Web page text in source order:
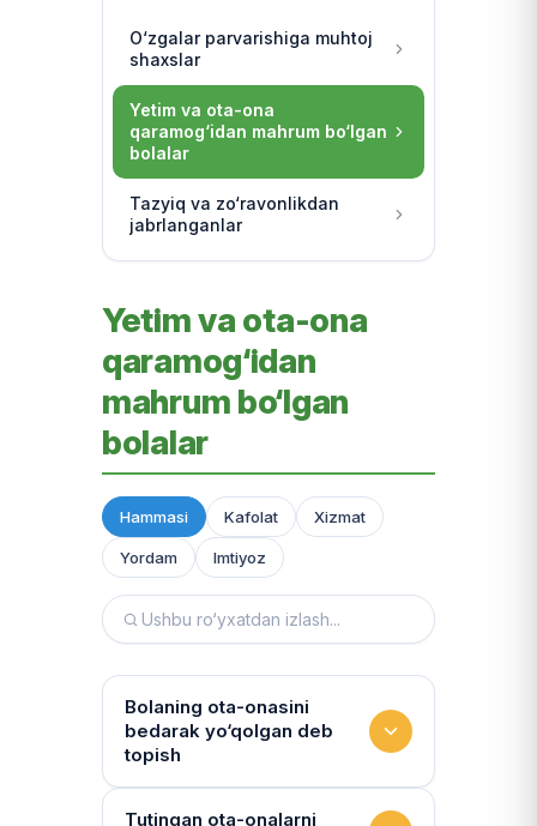
O‘zgalar parvarishiga muhtoj
shaxslar
Yetim va ota-ona
qaramog‘idan mahrum bo‘lgan
bolalar
Tazyiq va zo‘ravonlikdan
jabrlanganlar
Yetim va ota-ona
qaramog‘idan
mahrum bo‘lgan
bolalar
Hammasi Kafolat Xizmat
Yordam Imtiyoz
Bolaning ota-onasini
bedarak yo‘qolgan deb
topish
Hujjatlarni tiklash xizmati
Tutingan ota-onalarni